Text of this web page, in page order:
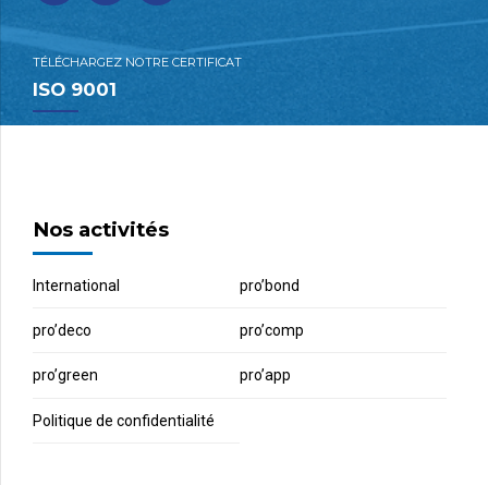
TÉLÉCHARGEZ NOTRE CERTIFICAT
ISO 9001
Nos activités
International pro’bond
pro’deco pro’comp
pro’green pro’app
Politique de confidentialité